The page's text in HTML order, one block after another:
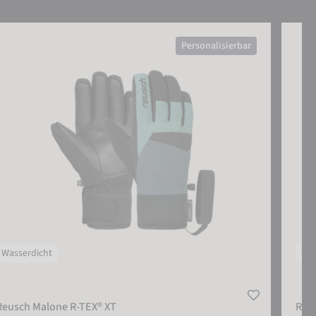
Personalisierbar
Wasserdicht
Malone R-TEX® XT